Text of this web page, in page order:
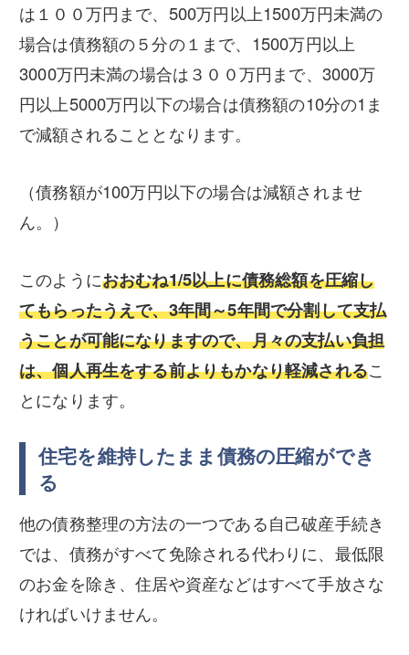
は１００万円まで、500万円以上1500万円未満の
場合は債務額の５分の１まで、1500万円以上
3000万円未満の場合は３００万円まで、3000万
円以上5000万円以下の場合は債務額の10分の1ま
で減額されることとなります。
（債務額が100万円以下の場合は減額されませ
ん。）
このようにおおむね1/5以上に債務総額を圧縮し
てもらったうえで、3年間～5年間で分割して支払
うことが可能になりますので、月々の支払い負担
は、個人再生をする前よりもかなり軽減されるこ
とになります。
住宅を維持したまま債務の圧縮ができ
る
他の債務整理の方法の一つである自己破産手続き
では、債務がすべて免除される代わりに、最低限
のお金を除き、住居や資産などはすべて手放さな
ければいけません。